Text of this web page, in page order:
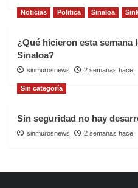
Noticias Politica Sinaloa
¿Qué hicieron esta semana
Sinaloa?
sinmurosnews 2 semanas hace
Sin categoría
Sin seguridad no hay
sinmurosnews 2 semanas hace